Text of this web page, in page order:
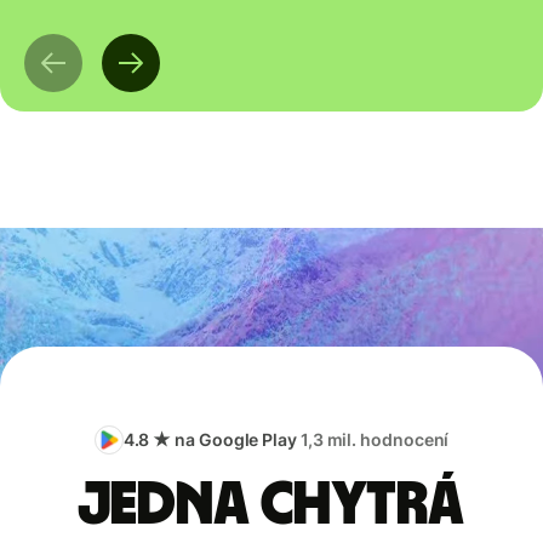
4.8 ★ na Google Play1,3 mil. hodnocení
Jedna chytrá